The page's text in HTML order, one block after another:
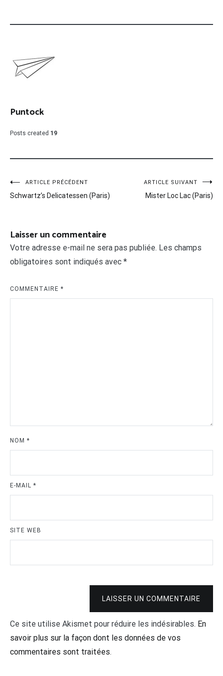
Puntock
Posts created 19
Navigation
de
ARTICLE PRÉCÉDENT
Schwartz’s Delicatessen (Paris)
ARTICLE SUIVANT
Mister Loc Lac (Paris)
Laisser un commentaire
Votre adresse e-mail ne sera pas publiée. Les champs
obligatoires sont indiqués avec *
COMMENTAIRE *
NOM *
E-MAIL *
SITE WEB
LAISSER UN COMMENTAIRE
Ce site utilise Akismet pour réduire les indésirables. En
savoir plus sur la façon dont les données de vos
commentaires sont traitées.